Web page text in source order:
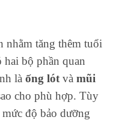
nhằm tăng thêm tuổi
hai bộ phần quan
là ống lót và mũi
cho phù hợp. Tùy
độ bảo dưỡng